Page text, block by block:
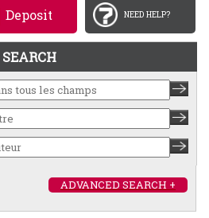
Deposit NEED HELP?
SEARCH
ADVANCED SEARCH +